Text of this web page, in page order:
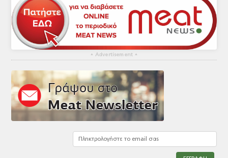
▴ Advertisement ▴